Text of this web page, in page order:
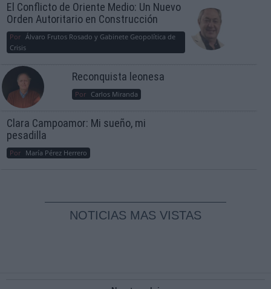
El Conflicto de Oriente Medio: Un Nuevo
Orden Autoritario en Construcción
Por Álvaro Frutos Rosado y Gabinete Geopolítica de
Crisis
Reconquista leonesa
Por Carlos Miranda
Clara Campoamor: Mi sueño, mi
pesadilla
Por María Pérez Herrero
NOTICIAS MAS VISTAS